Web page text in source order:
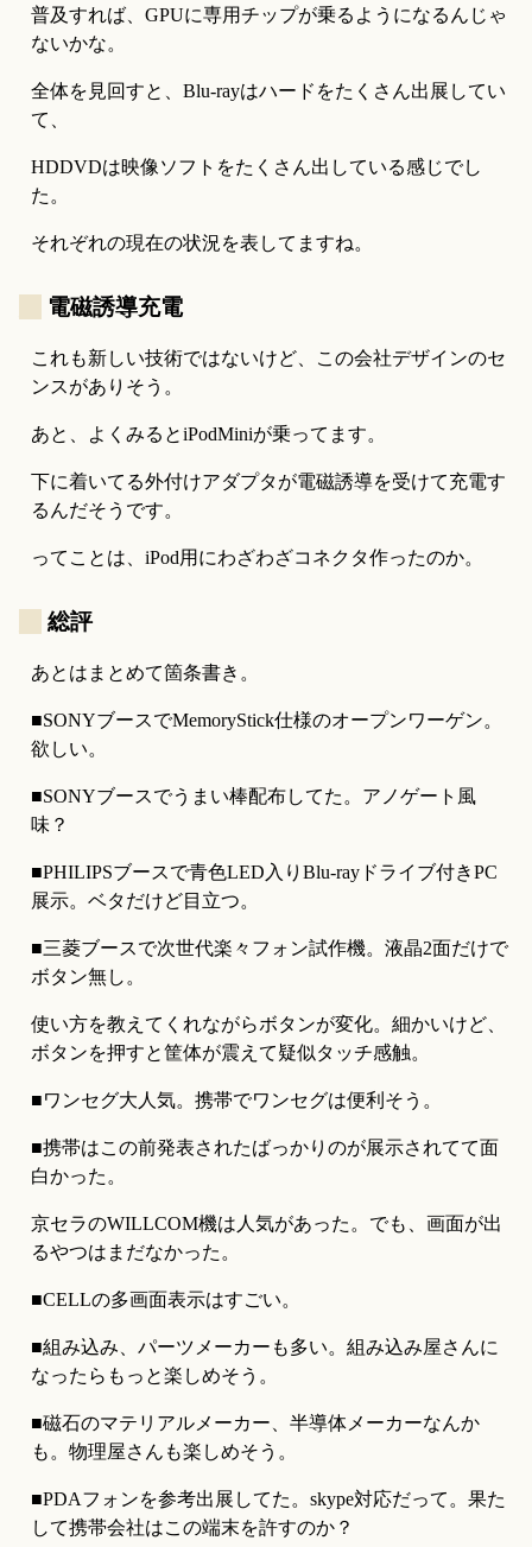
普及すれば、GPUに専用チップが乗るようになるんじゃ
ないかな。
全体を見回すと、Blu-rayはハードをたくさん出展してい
て、
HDDVDは映像ソフトをたくさん出している感じでし
た。
それぞれの現在の状況を表してますね。
電磁誘導充電
これも新しい技術ではないけど、この会社デザインのセ
ンスがありそう。
あと、よくみるとiPodMiniが乗ってます。
下に着いてる外付けアダプタが電磁誘導を受けて充電す
るんだそうです。
ってことは、iPod用にわざわざコネクタ作ったのか。
総評
あとはまとめて箇条書き。
■SONYブースでMemoryStick仕様のオープンワーゲン。
欲しい。
■SONYブースでうまい棒配布してた。アノゲート風
味？
■PHILIPSブースで青色LED入りBlu-rayドライブ付きPC
展示。ベタだけど目立つ。
■三菱ブースで次世代楽々フォン試作機。液晶2面だけで
ボタン無し。
使い方を教えてくれながらボタンが変化。細かいけど、
ボタンを押すと筐体が震えて疑似タッチ感触。
■ワンセグ大人気。携帯でワンセグは便利そう。
■携帯はこの前発表されたばっかりのが展示されてて面
白かった。
京セラのWILLCOM機は人気があった。でも、画面が出
るやつはまだなかった。
■CELLの多画面表示はすごい。
■組み込み、パーツメーカーも多い。組み込み屋さんに
なったらもっと楽しめそう。
■磁石のマテリアルメーカー、半導体メーカーなんか
も。物理屋さんも楽しめそう。
■PDAフォンを参考出展してた。skype対応だって。果た
して携帯会社はこの端末を許すのか？